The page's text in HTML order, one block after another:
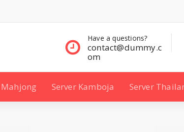
Contact Sales
332 00 322
Mahjong Server Kamboja Server